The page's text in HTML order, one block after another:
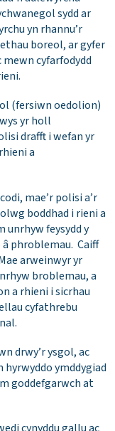
sydd ar
yn rhannu’r
boreol, ar gyfer
cyfarfodydd
(fersiwn oedolion)
yr holl
drafft i wefan yr
a
mae’r polisi a’r
boddhad i rieni a
unrhyw feysydd y
phroblemau. Caiff
arweinwyr yr
broblemau, a
a rhieni i sicrhau
cyfathrebu
drwy’r ysgol, ac
hyrwyddo ymddygiad
goddefgarwch at